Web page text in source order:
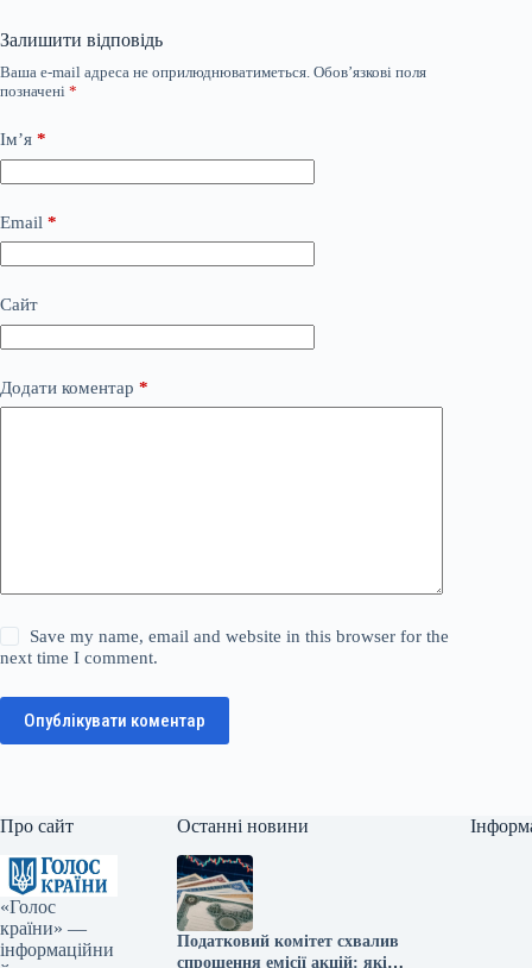
Залишити відповідь
Ваша e-mail адреса не оприлюднюватиметься. Обов’язкові поля
позначені *
Ім’я *
Email *
Сайт
Додати коментар *
Save my name, email and website in this browser for the
next time I comment.
Опублікувати коментар
Про сайт
«Голос
країни» —
інформаційни
Останні новини
Податковий комітет схвалив
спрощення емісії акцій: які